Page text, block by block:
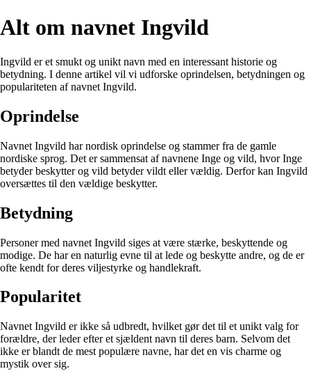
Alt om navnet Ingvild
Ingvild er et smukt og unikt navn med en interessant historie og
betydning. I denne artikel vil vi udforske oprindelsen, betydningen og
populariteten af navnet Ingvild.
Oprindelse
Navnet Ingvild har nordisk oprindelse og stammer fra de gamle
nordiske sprog. Det er sammensat af navnene Inge og vild, hvor Inge
betyder beskytter og vild betyder vildt eller vældig. Derfor kan Ingvild
oversættes til den vældige beskytter.
Betydning
Personer med navnet Ingvild siges at være stærke, beskyttende og
modige. De har en naturlig evne til at lede og beskytte andre, og de er
ofte kendt for deres viljestyrke og handlekraft.
Popularitet
Navnet Ingvild er ikke så udbredt, hvilket gør det til et unikt valg for
forældre, der leder efter et sjældent navn til deres barn. Selvom det
ikke er blandt de mest populære navne, har det en vis charme og
mystik over sig.